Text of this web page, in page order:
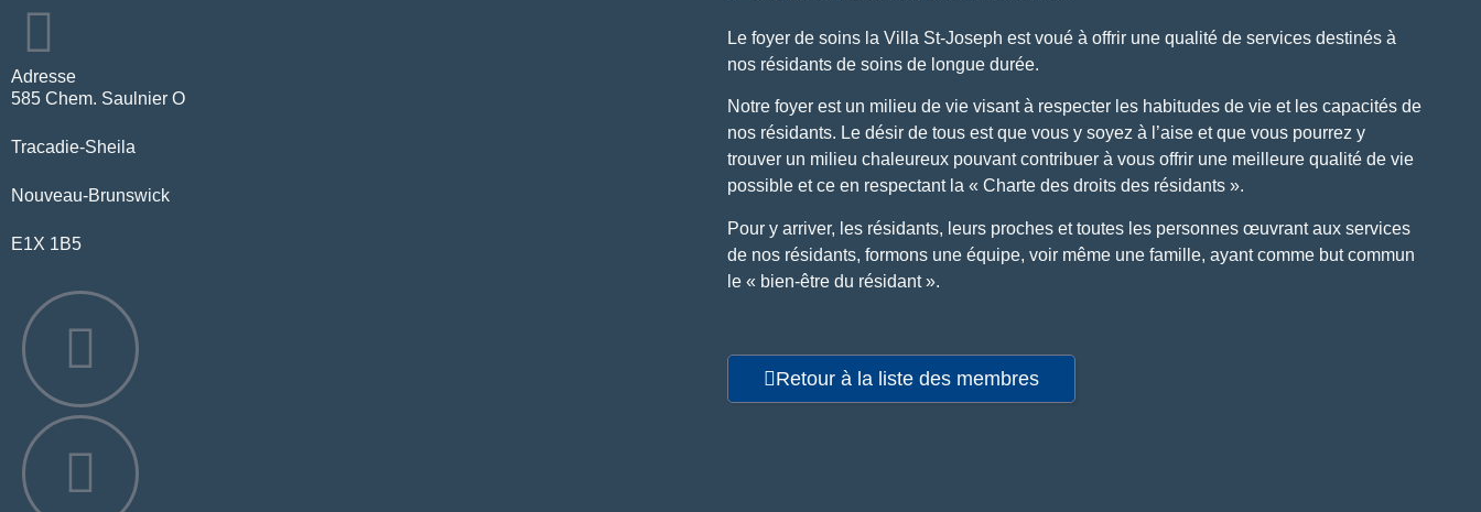
Adresse
585 Chem. Saulnier O
Tracadie-Sheila
Nouveau-Brunswick
E1X 1B5
Le foyer de soins la Villa St-Joseph est voué à offrir une qualité de services destinés à
nos résidants de soins de longue durée.
Notre foyer est un milieu de vie visant à respecter les habitudes de vie et les capacités de
nos résidants. Le désir de tous est que vous y soyez à l’aise et que vous pourrez y
trouver un milieu chaleureux pouvant contribuer à vous offrir une meilleure qualité de vie
possible et ce en respectant la « Charte des droits des résidants ».
Pour y arriver, les résidants, leurs proches et toutes les personnes œuvrant aux services
de nos résidants, formons une équipe, voir même une famille, ayant comme but commun
le « bien-être du résidant ».
Retour à la liste des membres